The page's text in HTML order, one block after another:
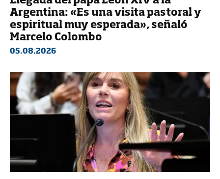
Argentina: «Es una visita pastoral y
espiritual muy esperada», señaló
Marcelo Colombo
05.08.2026